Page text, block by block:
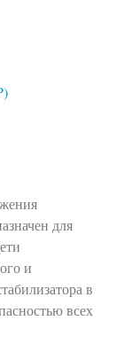
для
и
в
всех